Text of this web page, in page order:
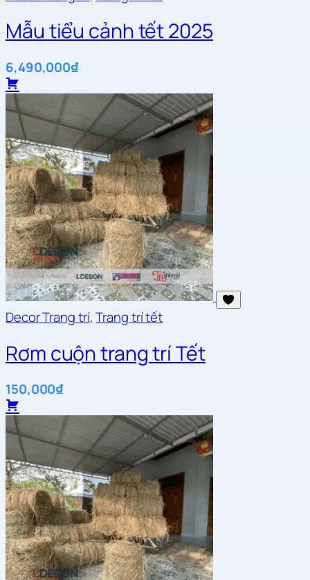
Mẫu tiểu cảnh tết 2025
6,490,000₫
Decor Trang trí,Trang trí tết
Rơm cuộn trang trí Tết
150,000₫